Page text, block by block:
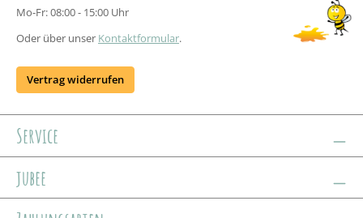
Mo-Fr: 08:00 - 15:00 Uhr
Oder über unser Kontaktformular.
Vertrag widerrufen
Service
jubee